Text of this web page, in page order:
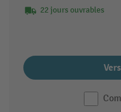
22 jours ouvrables